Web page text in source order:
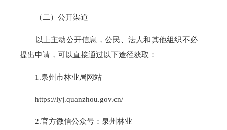
（二）公开渠道
以上主动公开信息，公民、法人和其他组织不必
提出申请，可以直接通过以下途径获取：
1.泉州市林业局网站
https://lyj.quanzhou.gov.cn/
2.官方微信公众号：泉州林业